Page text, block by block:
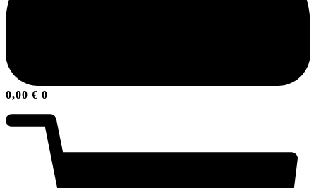
0,00 € 0